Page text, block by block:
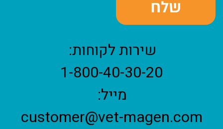
שירות לקוחות:
1-800-40-30-20
מייל:
customer@vet-magen.com